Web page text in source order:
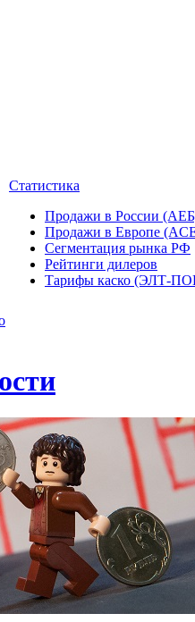
Статистика
Продажи в России
Продажи в Европе
Сегментация рынка РФ
Рейтинги дилеров
Тарифы каско (ЭЛТ-